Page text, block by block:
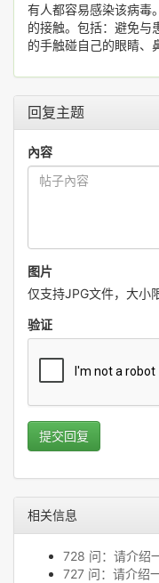
有人都容易感染该病毒
的接触。包括：避免与
的手触碰自己的眼睛、
回复主题
內容
图片
仅支持JPG文件，大小
验证
提交回复
相关信息
728 问：请介绍
727 问：请介绍